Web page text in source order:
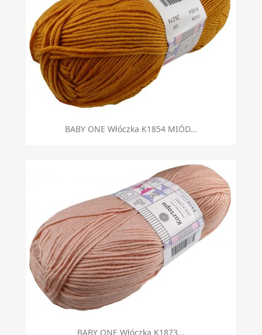
BABY ONE Włóczka K1854 MIÓD...
BABY ONE Włóczka K1873...